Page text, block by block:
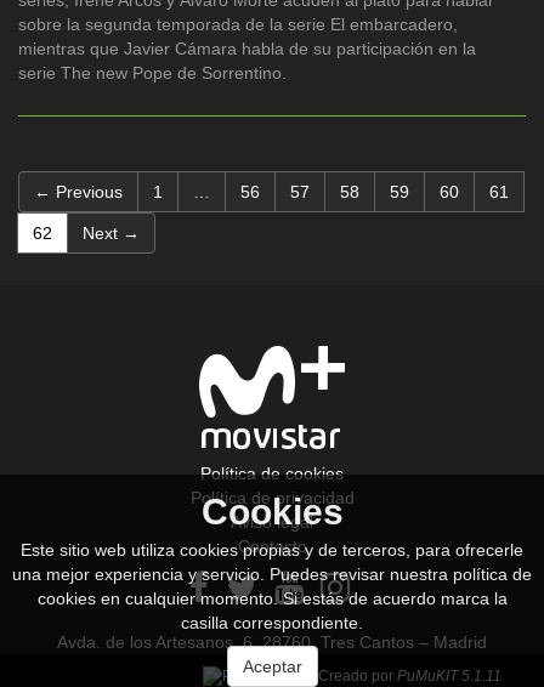
sobre la segunda temporada de la serie El embarcadero,
mientras que Javier Cámara habla de su participación en la
serie The new Pope de Sorrentino.
← Previous 1 56 57 58 59 60 61
62 (current)
Next →
Política de cookies
Política de privacidad
Aviso legal
Contacto
Avda. de los Artesanos, 6. 28760. Tres Cantos – Madrid
Creado por PuMuKIT 5.1.11
Cookies
Este sitio web utiliza cookies propias y de terceros, para ofrecerle
una mejor experiencia y servicio. Puedes revisar nuestra política de
cookies en cualquier momento. Si estás de acuerdo marca la
casilla correspondiente.
Aceptar